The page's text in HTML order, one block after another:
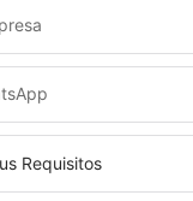
Requisitos